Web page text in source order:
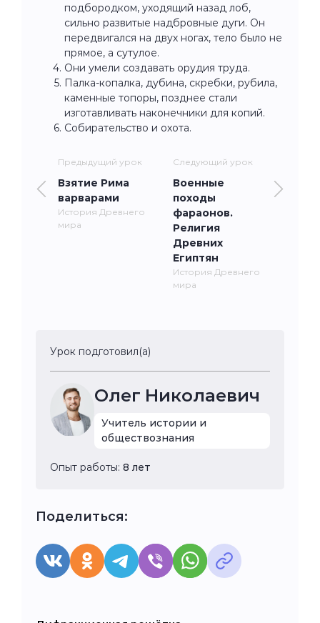
подбородком, уходящий назад лоб,
сильно развитые надбровные дуги. Он
передвигался на двух ногах, тело было не
прямое, а сутулое.
Они умели создавать орудия труда.
Палка-копалка, дубина, скребки, рубила,
каменные топоры, позднее стали
изготавливать наконечники для копий.
Собирательство и охота.
Предыдущий урок
Взятие Рима
варварами
История Древнего
мира
Следующий урок
Военные
походы
фараонов.
Религия
Древних
Египтян
История Древнего
мира
Урок подготовил(а)
Олег Николаевич
Учитель истории и
обществознания
Опыт работы: 8 лет
Поделиться: